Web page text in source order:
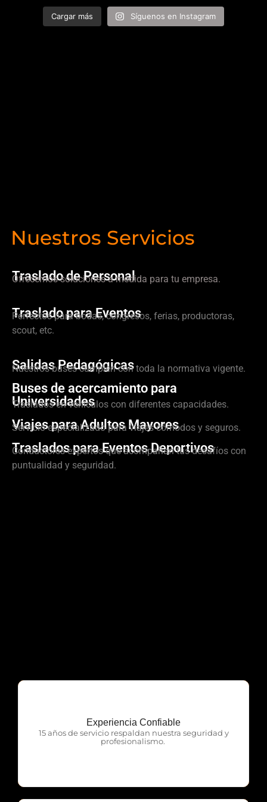
Cargar más Síguenos en Instagram
Nuestros Servicios
Traslado de Personal
Ofrecemos soluciones a medida para tu empresa.
Traslado para Eventos
Perfectos para bodas, congresos, ferias, productoras,
scout, etc.
Salidas Pedagógicas
Nuestros buses cumplen con toda la normativa vigente.
Buses de acercamiento para
Universidades
Traslados en vehículos con diferentes capacidades.
Viajes para Adultos Mayores
Servicio especializado para viajes cómodos y seguros.
Traslados para Eventos Deportivos
Conductores expertos que acompañan tus desafíos con
puntualidad y seguridad.
Experiencia Confiable
15 años de servicio respaldan nuestra seguridad y
profesionalismo.
OTP Servicios